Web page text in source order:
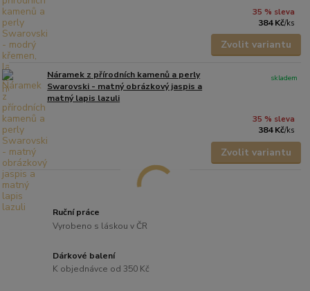
35 % sleva
384 Kč/ks
Zvolit variantu
Náramek z přírodních kamenů a perly
Swarovski - matný obrázkový jaspis a
matný lapis lazuli
35 % sleva
384 Kč/ks
skladem
Zvolit variantu
Ruční práce
Vyrobeno s láskou v ČR
Dárkové balení
K objednávce od 350 Kč